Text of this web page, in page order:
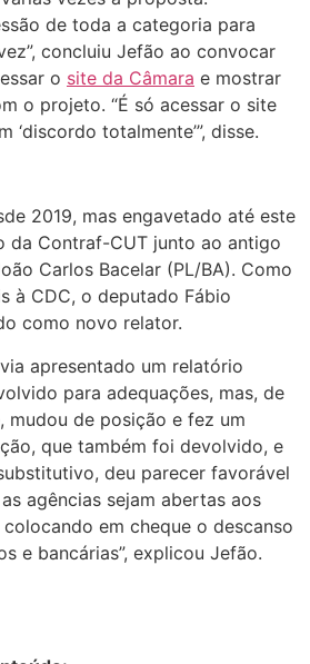
de toda a categoria para
concluiu Jefão ao convocar
o site da Câmara e mostrar
o projeto. “É só acessar o site
‘discordo totalmente’”, disse.
2019, mas engavetado até este
da Contraf-CUT junto ao antigo
Carlos Bacelar (PL/BA). Como
à CDC, o deputado Fábio
como novo relator.
apresentado um relatório
para adequações, mas, de
mudou de posição e fez um
que também foi devolvido, e
deu parecer favorável
agências sejam abertas aos
em cheque o descanso
e bancárias”, explicou Jefão.